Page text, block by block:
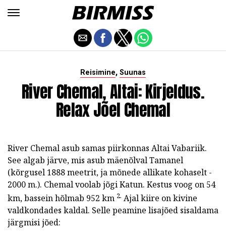
Reisimine, Suunas
River Chemal, Altai: Kirjeldus.
Relax Jõel Chemal
River Chemal asub samas piirkonnas Altai Vabariik.
See algab järve, mis asub mäenõlval Tamanel
(kõrgusel 1888 meetrit, ja mõnede allikate kohaselt -
2000 m.). Chemal voolab jõgi Katun. Kestus voog on 54
km, bassein hõlmab 952 km 2. Ajal kiire on kivine
valdkondades kaldal. Selle peamine lisajõed sisaldama
järgmisi jõed: